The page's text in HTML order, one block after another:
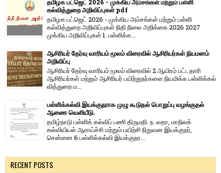
தமிழக பட்ஜெட் 2026 - முக்கிய அம்சங்கள் மற்றும் பள்ளி
கல்வித்துறை அறிவிப்புகள் pdf
தமிழக பட்ஜெட் 2026 - முக்கிய அம்சங்கள் மற்றும் பள்ளி
கல்வித்துறை அறிவிப்புகள் நிதி நிலை அறிக்கை 2026 2027
முக்கிய அறிவிப்புகள் 1. பள்ளிக்க...
ஆசிரியர் தேர்வு வாரியம் மூலம் விரைவில் ஆசிரியர்கள் நியமனம்
அறிவிப்பு
ஆசிரியர் தேர்வு வாரி​யம் மூலம் விரை​வில் 2 ஆயிரம் பட்​ட​தாரி
ஆசிரியர்​கள் மற்​றும் ஆசிரியர் பயிற்றுநர்​களை நியமிக்க பள்​ளிக்​கல்​
வித்​துறை ம...
பள்ளிக்கல்வி இயக்குநராக முழு கூடுதல் பொறுப்பு வழங்குதல்
ஆணை வெளியீடு.
தமிழ்நாடு பள்ளிக் கல்விப் பணி திருமதி. ந. லதா, மாநிலக்
கல்வியியல் ஆராய்ச்சி மற்றும் பயிற்சி நிறுவன இயக்குநர்,
சென்னை 6 பள்ளிக்கல்வி இயக்குநர...
RECENT POSTS